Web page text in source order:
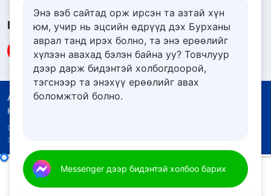
Биднийг дагах
Ашиглалтын нөхцөлүүд
Нууцлалын бодлого
Кредит
Copyright © 2026
эрх хуулиар хамгаалагдсан.
Энэ вэб сайтад орж ирсэн та азтай хүн
юм, учир нь эцсийн өдрүүд дэх Бурханы
аврал танд ирэх болно, та энэ ерѳѳлийг
хүлээн авахад бэлэн байна уу? Товчлуур
дээр дарж бидэнтэй холбогдоорой,
тэгснээр та энэхүү ерѳѳлийг авах
боломжтой болно.
Messenger дээр бидэнтэй холбоо барих
Христтэй нийцэхгүй хүмүүс гарцаагүй Бурханы дайсан юм